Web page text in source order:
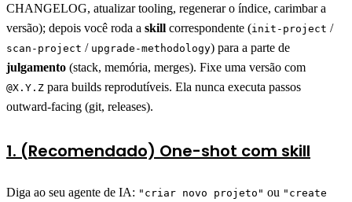
CHANGELOG, atualizar tooling, regenerar o índice, carimbar a
versão); depois você roda a skill correspondente (init-project /
scan-project / upgrade-methodology) para a parte de
julgamento (stack, memória, merges). Fixe uma versão com
@X.Y.Z para builds reprodutíveis. Ela nunca executa passos
outward-facing (git, releases).
1. (Recomendado) One-shot com skill
Diga ao seu agente de IA: "criar novo projeto" ou "create